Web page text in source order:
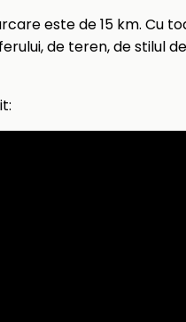
este de 15 km. Cu
de teren, de stilul